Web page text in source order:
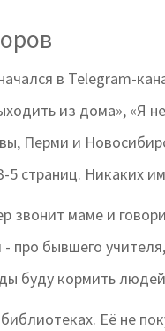
в Telegram-
из дома», «Я
Перми и
страниц. Никаких
звонит маме и
бывшего
буду кормить
Её не